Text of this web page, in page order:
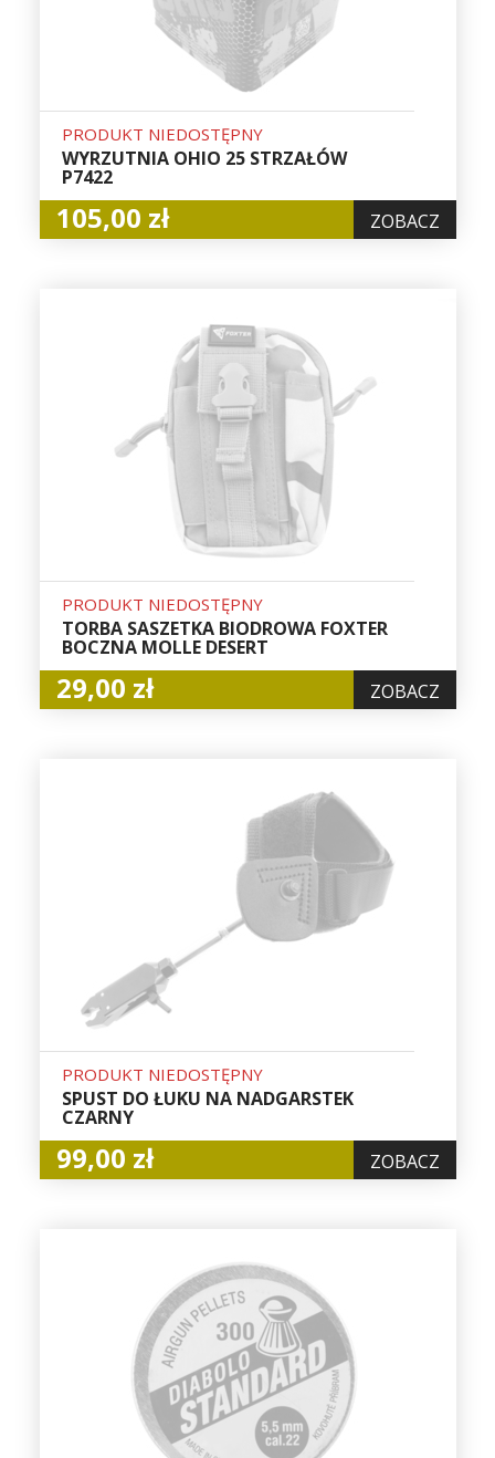
PRODUKT NIEDOSTĘPNY
WYRZUTNIA OHIO 25 STRZAŁÓW
P7422
105,00 zł ZOBACZ
PRODUKT NIEDOSTĘPNY
TORBA SASZETKA BIODROWA FOXTER
BOCZNA MOLLE DESERT
29,00 zł ZOBACZ
PRODUKT NIEDOSTĘPNY
SPUST DO ŁUKU NA NADGARSTEK
CZARNY
99,00 zł ZOBACZ